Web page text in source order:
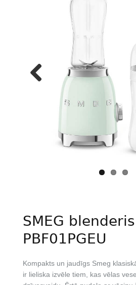
SMEG blenderis
PBF01PGEU
Kompakts un jaudīgs Smeg
ir lieliska izvēle tiem, kas vēlas